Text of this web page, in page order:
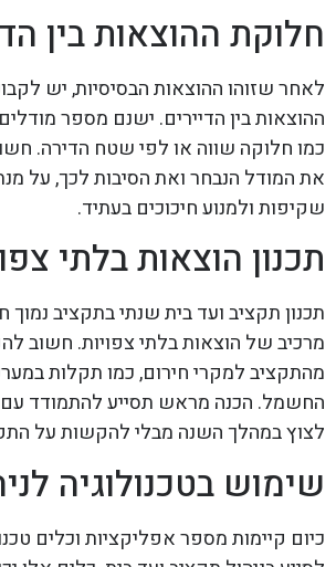
חלוקת ההוצאות בין
לאחר שזוהו ההוצאות הבסיסיות, יש
ההוצאות בין הדיירים. ישנם מספר
כמו חלוקה שווה או לפי שטח הדירה.
את המודל הנבחר ואת הסיבות לכך, על
שקיפות ולמנוע חיכוכים בעתיד.
תכנון הוצאות בלתי
תכנון תקציב ועד בית שנתי בתקציב נמוך
מרכיב של הוצאות בלתי צפויות. חשוב
מהתקציב למקרי חירום, כמו תקלות
החשמל. הכנה מראש תסייע להתמודד עם
לצוץ במהלך השנה מבלי להקשות על
שימוש בטכנולוגיה
כיום קיימות מספר אפליקציות וכלים